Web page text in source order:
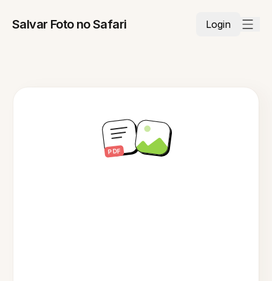
Salvar Foto no Safari Login